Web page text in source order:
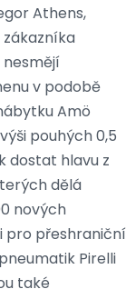
Athens,
v podobě
Amö
pouhých 0,5
dostat hlavu z
dělá
nových
pro přeshraniční
Pirelli
také